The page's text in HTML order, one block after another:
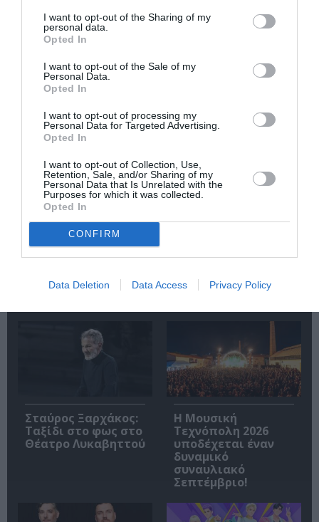
I want to opt-out of the Sharing of my
personal data.
Opted In
I want to opt-out of the Sale of my
Personal Data.
Opted In
I want to opt-out of processing my
Personal Data for Targeted Advertising.
Opted In
I want to opt-out of Collection, Use,
Retention, Sale, and/or Sharing of my
Personal Data that Is Unrelated with the
Purposes for which it was collected.
Opted In
CONFIRM
Data Deletion Data Access Privacy Policy
Tags
ΔΗΜΟΣ ΑΝΑΣΤΑΣΙΑΔΗΣ
Newsletter
Κάθε βδομάδα στο e-mail σας τα τελευταία νέα για
την Τέχνη και τον Πολιτισμό!
Σταύρος Ξαρχάκος:
Ταξίδι στο φως στο
Θέατρο Λυκαβηττού
Η Μουσική
Τεχνόπολη 2026
υποδέχεται έναν
δυναμικό
συναυλιακό
Σεπτέμβριο!